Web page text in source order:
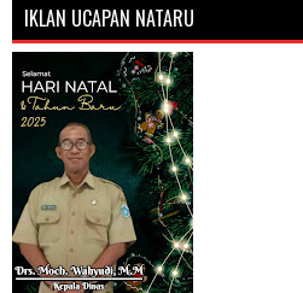
IKLAN UCAPAN NATARU